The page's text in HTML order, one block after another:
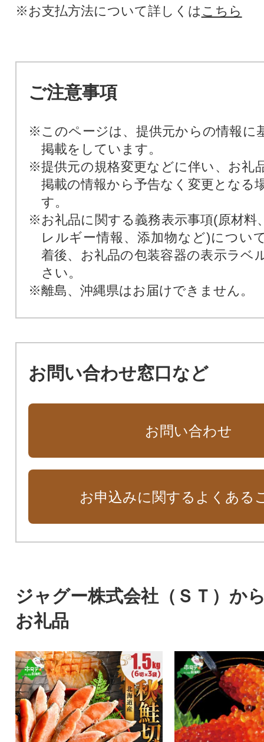
※お支払方法について詳しくは こちら
ご注意事項
※このページは、提供元からの情報に
掲載をしています。
※提供元の規格変更などに伴い、お礼
掲載の情報から予告なく変更となる
す。
※お礼品に関する義務表示事項(原材料
レルギー情報、添加物など)につい
着後、お礼品の包装容器の表示ラベ
さい。
※離島、沖縄県はお届けできません。
お問い合わせ窓口など
お問い合わせ
お申込みに関するよくある
ジャグー株式会社（ＳＴ）か
お礼品